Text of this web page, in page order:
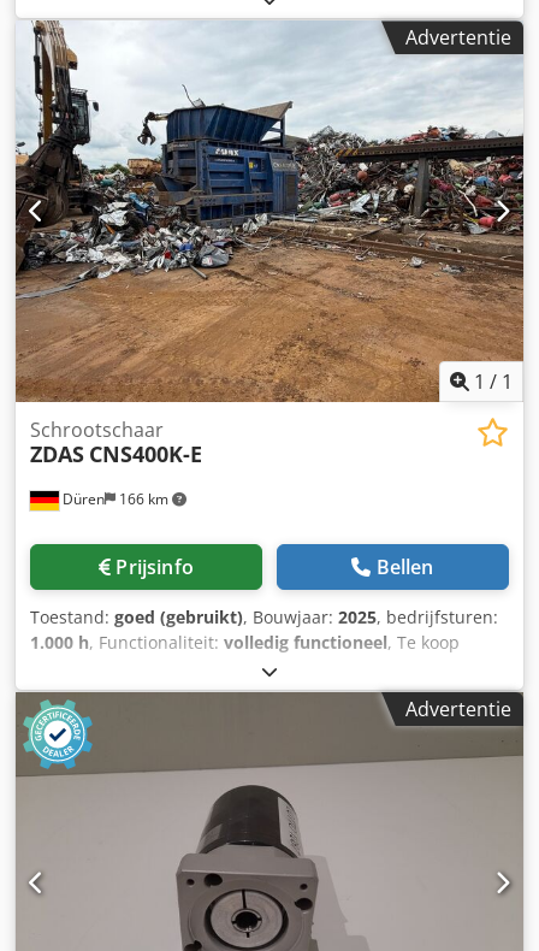
Advertentie
1 / 1
Düren 166 km
Schrootschaar
ZDAS CNS400K-E
Prijsinfo Bellen
Toestand: goed (gebruikt), Bouwjaar: 2025, bedrijfsturen:
1.000 h, Functionaliteit: volledig functioneel, Te koop
aangeboden: een containersloop- of schrootschaar met
koepelvoorziening en flessenvoorziening voor het verlagen
van de snijhoogte. De machine kan op elk moment worden
bezichtigd. Djdpezhwvcjfx Akaeck
Advertentie